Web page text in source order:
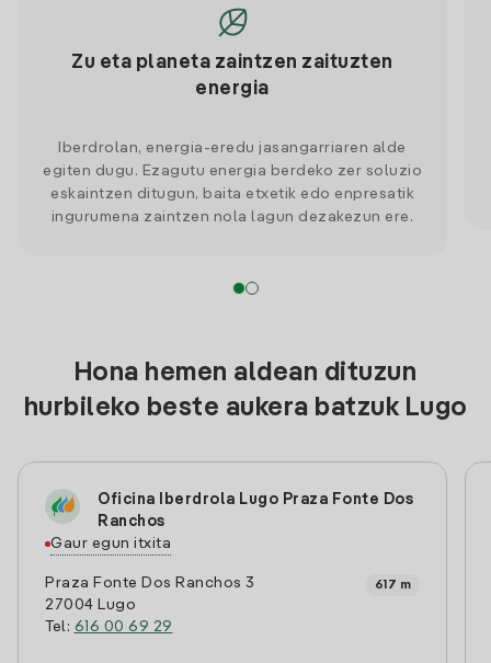
Zu eta planeta zaintzen zaituzten
energia
Iberdrolan, energia-eredu jasangarriaren alde
egiten dugu. Ezagutu energia berdeko zer soluzio
eskaintzen ditugun, baita etxetik edo enpresatik
ingurumena zaintzen nola lagun dezakezun ere.
Hona hemen aldean dituzun
hurbileko beste aukera batzuk Lugo
Oficina Iberdrola Lugo Praza Fonte Dos
Ranchos
Gaur egun itxita
Praza Fonte Dos Ranchos 3
27004 Lugo
Tel: 616 00 69 29
617 m